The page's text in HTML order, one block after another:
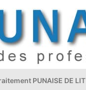
PUNAISE DE LIT